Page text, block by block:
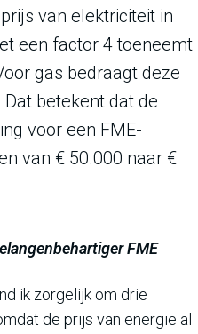
van elektriciteit in
een factor 4 toeneemt
gas bedraagt deze
betekent dat de
voor een FME-
van € 50.000 naar €
FME
ik zorgelijk om drie
de prijs van energie al